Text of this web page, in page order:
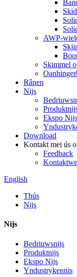
AWP-
Skimmel
Rânen
Nijs
Ekspo Nijs
Download
Kontakt mei ús
Feedback
English
Thús
Nijs
Nijs
Bedriuwsnijs
Produktnijs
Ekspo Nijs
Yndustrykennis